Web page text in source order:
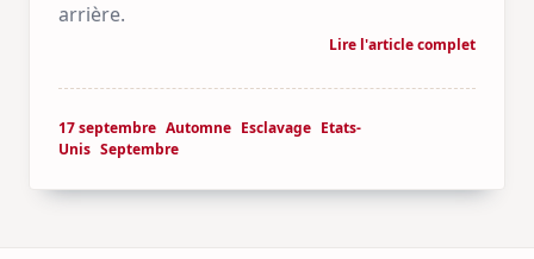
arrière.
Lire l'article complet
17 septembre Automne Esclavage Etats-
Unis Septembre